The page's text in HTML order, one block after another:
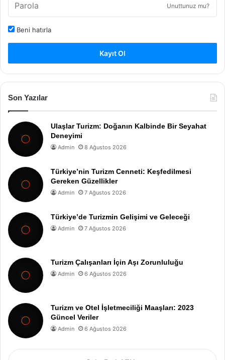
Unuttunuz mu?
Beni hatırla
Kayıt Ol
Son Yazılar
Ulaşlar Turizm: Doğanın Kalbinde Bir Seyahat
Deneyimi
Admin 8 Ağustos 2026
Türkiye’nin Turizm Cenneti: Keşfedilmesi
Gereken Güzellikler
Admin 7 Ağustos 2026
Türkiye’de Turizmin Gelişimi ve Geleceği
Admin 7 Ağustos 2026
Turizm Çalışanları İçin Aşı Zorunluluğu
Admin 6 Ağustos 2026
Turizm ve Otel İşletmeciliği Maaşları: 2023
Güncel Veriler
Admin 6 Ağustos 2026